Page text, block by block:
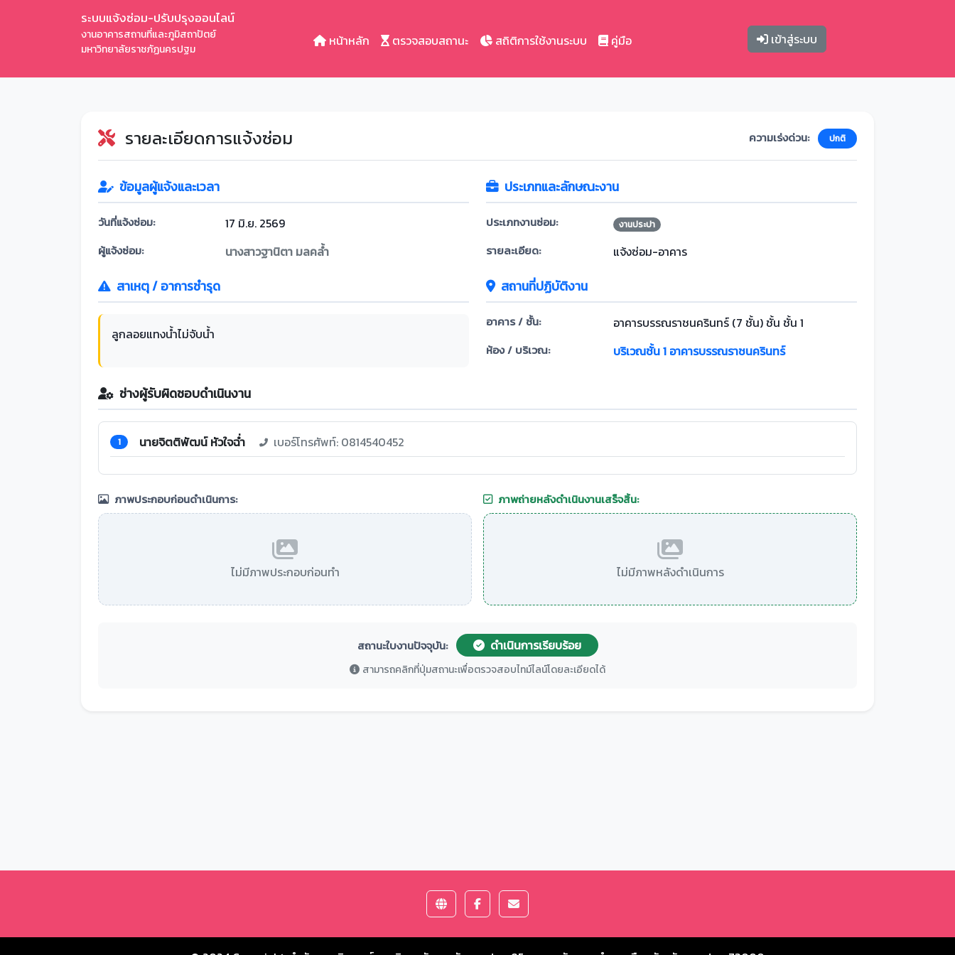
ระบบแจ้งซ่อม-ปรับปรุงออนไลน์
งานอาคารสถานที่และภูมิสถาปัตย์
มหาวิทยาลัยราชภัฏนครปฐม
หน้าหลัก ตรวจสอบสถานะ สถิติการใช้งานระบบ คู่มือ เข้าสู่ระบบ
รายละเอียดการแจ้งซ่อม ความเร่งด่วน: ปกติ
ข้อมูลผู้แจ้งและเวลา
วันที่แจ้งซ่อม: 17 มิ.ย. 2569
ผู้แจ้งซ่อม: นางสาวฐานิตา มลคล้ำ
ประเภทและลักษณะงาน
ประเภทงานซ่อม: งานประปา
รายละเอียด: แจ้งซ่อม-อาคาร
สาเหตุ / อาการชำรุด
ลูกลอยแทงน้ำไม่จับน้ำ
สถานที่ปฏิบัติงาน
อาคาร / ชั้น: อาคารบรรณราชนครินทร์ (7 ชั้น) ชั้น ชั้น 1
ห้อง / บริเวณ: บริเวณชั้น 1 อาคารบรรณราชนครินทร์
ช่างผู้รับผิดชอบดำเนินงาน
1 นายจิตติพัฒน์ หัวใจฉ่ำ เบอร์โทรศัพท์: 0814540452
ภาพประกอบก่อนดำเนินการ:
ไม่มีภาพประกอบก่อนทำ
ภาพถ่ายหลังดำเนินงานเสร็จสิ้น:
ไม่มีภาพหลังดำเนินการ
สถานะใบงานปัจจุบัน: ดำเนินการเรียบร้อย
สามารถคลิกที่ปุ่มสถานะเพื่อตรวจสอบไทม์ไลน์โดยละเอียดได้